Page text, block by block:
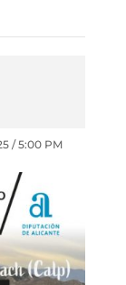
/ 5:00 PM